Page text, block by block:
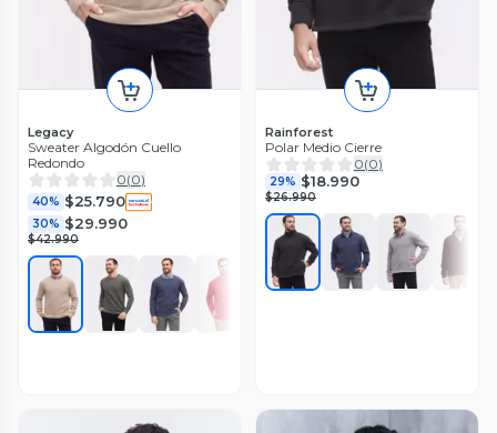
Legacy
Sweater Algodón Cuello
Redondo
0(0)
40% $25.790
30% $29.990
$42.990
Rainforest
Polar Medio Cierre
0(0)
29% $18.990
$26.990